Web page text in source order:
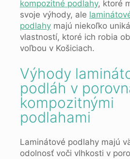
kompozitné podlahy, ktoré
svoje výhody, ale
podlahy majú niekoľko
vlastností, ktoré ich robia
voľbou v Košiciach.
Výhody
podláh v
kompozitnými
podlahami
Laminátové podlahy majú
odolnosť voči vlhkosti v